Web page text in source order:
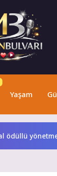
Yaşam
yönetmen